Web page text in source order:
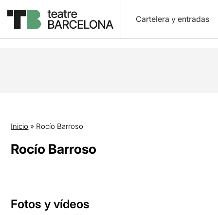
Cartelera y entradas
Inicio » Rocío Barroso
Rocío Barroso
Fotos y vídeos